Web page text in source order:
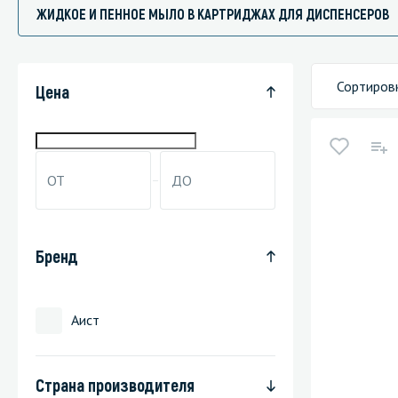
Защитные
Средства
ЖИДКОЕ И ПЕННОЕ МЫЛО В КАРТРИДЖАХ ДЛЯ ДИСПЕНСЕРОВ
Цена
Бренд
Аист
Страна производителя